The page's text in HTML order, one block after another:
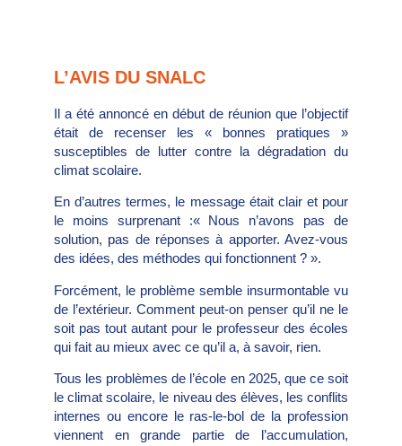
L’AVIS DU SNALC
Il a été annoncé en début de réunion que l’objectif
était de recenser les « bonnes pratiques »
susceptibles de lutter contre la dégradation du
climat scolaire.
En d’autres termes, le message était clair et pour
le moins surprenant :« Nous n’avons pas de
solution, pas de réponses à apporter. Avez-vous
des idées, des méthodes qui fonctionnent ? ».
Forcément, le problème semble insurmontable vu
de l’extérieur. Comment peut-on penser qu’il ne le
soit pas tout autant pour le professeur des écoles
qui fait au mieux avec ce qu’il a, à savoir, rien.
Tous les problèmes de l’école en 2025, que ce soit
le climat scolaire, le niveau des élèves, les conflits
internes ou encore le ras-le-bol de la profession
viennent en grande partie de l’accumulation,